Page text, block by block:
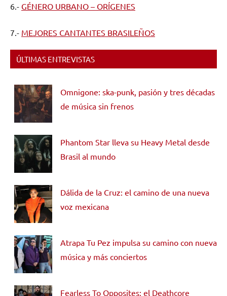
6.- GÉNERO URBANO – ORÍGENES
7.- MEJORES CANTANTES BRASILEÑOS
ÚLTIMAS ENTREVISTAS
Omnigone: ska-punk, pasión y tres décadas
de música sin frenos
Phantom Star lleva su Heavy Metal desde
Brasil al mundo
Dálida de la Cruz: el camino de una nueva
voz mexicana
Atrapa Tu Pez impulsa su camino con nueva
música y más conciertos
Fearless To Opposites: el Deathcore